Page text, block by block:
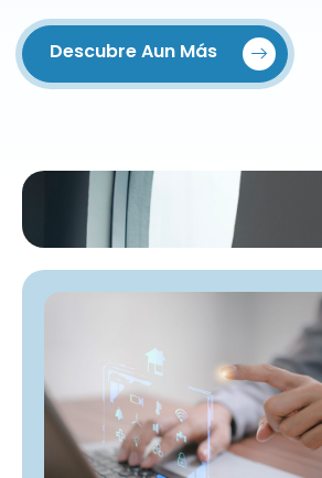
Descubre Aun Más